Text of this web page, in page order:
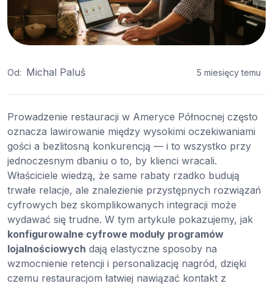
Od: Michal Paluš 5 miesięcy temu
Prowadzenie restauracji w Ameryce Północnej często
oznacza lawirowanie między wysokimi oczekiwaniami
gości a bezlitosną konkurencją — i to wszystko przy
jednoczesnym dbaniu o to, by klienci wracali.
Właściciele wiedzą, że same rabaty rzadko budują
trwałe relacje, ale znalezienie przystępnych rozwiązań
cyfrowych bez skomplikowanych integracji może
wydawać się trudne. W tym artykule pokazujemy, jak
konfigurowalne cyfrowe moduły programów
lojalnościowych dają elastyczne sposoby na
wzmocnienie retencji i personalizację nagród, dzięki
czemu restauracjom łatwiej nawiązać kontakt z